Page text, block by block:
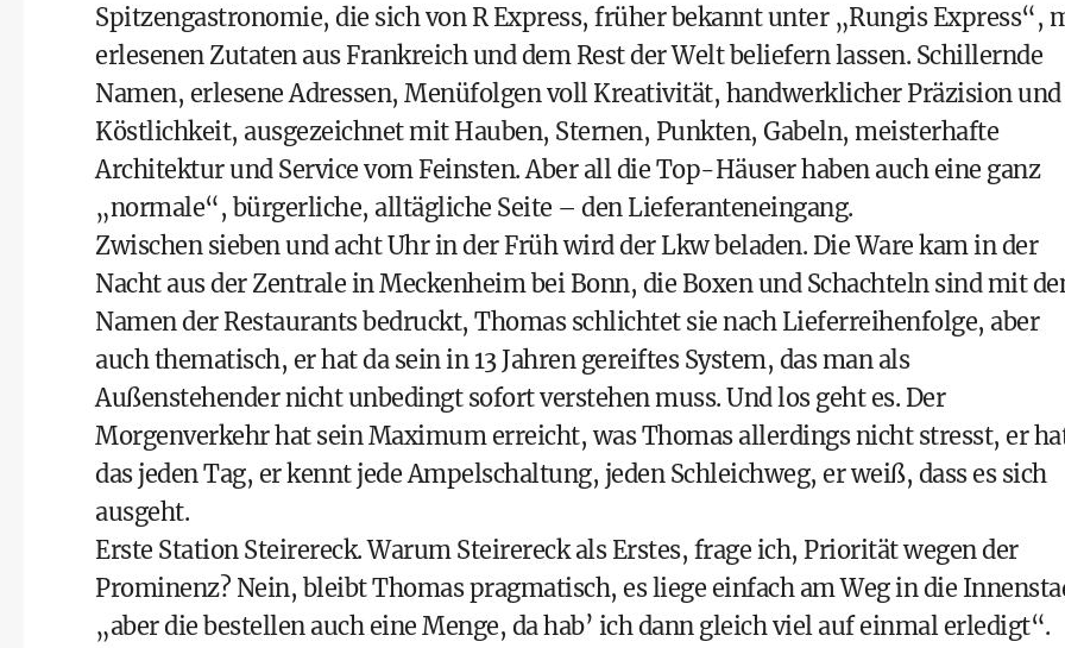
Spitzengastronomie, die sich von R Express, früher bekannt unter „Rungis Express“,
erlesenen Zutaten aus Frankreich und dem Rest der Welt beliefern lassen. Schillernde
Namen, erlesene Adressen, Menüfolgen voll Kreativität, handwerklicher Präzision und
Köstlichkeit, ausgezeichnet mit Hauben, Sternen, Punkten, Gabeln, meisterhafte
Architektur und Service vom Feinsten. Aber all die Top-Häuser haben auch eine ganz
„normale“, bürgerliche, alltägliche Seite – den Lieferanteneingang.
Zwischen sieben und acht Uhr in der Früh wird der Lkw beladen. Die Ware kam in der
Nacht aus der Zentrale in Meckenheim bei Bonn, die Boxen und Schachteln sind mit
Namen der Restaurants bedruckt, Thomas schlichtet sie nach Lieferreihenfolge, aber
auch thematisch, er hat da sein in 13 Jahren gereiftes System, das man als
Außenstehender nicht unbedingt sofort verstehen muss. Und los geht es. Der
Morgenverkehr hat sein Maximum erreicht, was Thomas allerdings nicht stresst, er
das jeden Tag, er kennt jede Ampelschaltung, jeden Schleichweg, er weiß, dass es sich
ausgeht.
Erste Station Steirereck. Warum Steirer­eck als Erstes, frage ich, Priorität wegen der
Prominenz? Nein, bleibt Thomas pragmatisch, es liege einfach am Weg in die
„aber die bestellen auch eine Menge, da hab’ ich dann gleich viel auf einmal erledigt“.